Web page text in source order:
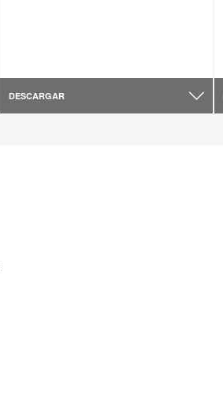
DESCARGAR